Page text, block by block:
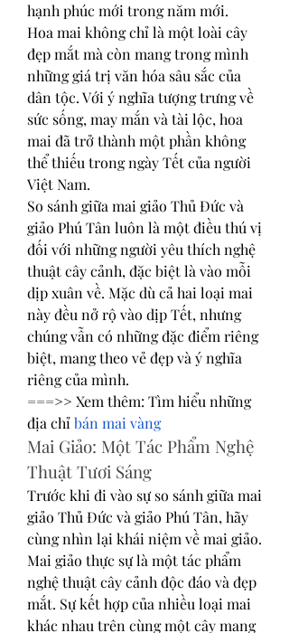
hạnh phúc mới trong năm mới.
Hoa mai không chỉ là một loài cây
đẹp mắt mà còn mang trong mình
những giá trị văn hóa sâu sắc của
dân tộc. Với ý nghĩa tượng trưng về
sức sống, may mắn và tài lộc, hoa
mai đã trở thành một phần không
thể thiếu trong ngày Tết của người
Việt Nam.
So sánh giữa mai giảo Thủ Đức và
giảo Phú Tân luôn là một điều thú vị
đối với những người yêu thích nghệ
thuật cây cảnh, đặc biệt là vào mỗi
dịp xuân về. Mặc dù cả hai loại mai
này đều nở rộ vào dịp Tết, nhưng
chúng vẫn có những đặc điểm riêng
biệt, mang theo vẻ đẹp và ý nghĩa
riêng của mình.
===>> Xem thêm: Tìm hiểu những
địa chỉ bán mai vàng
Mai Giảo: Một Tác Phẩm Nghệ
Thuật Tươi Sáng
Trước khi đi vào sự so sánh giữa mai
giảo Thủ Đức và giảo Phú Tân, hãy
cùng nhìn lại khái niệm về mai giảo.
Mai giảo thực sự là một tác phẩm
nghệ thuật cây cảnh độc đáo và đẹp
mắt. Sự kết hợp của nhiều loại mai
khác nhau trên cùng một cây mang